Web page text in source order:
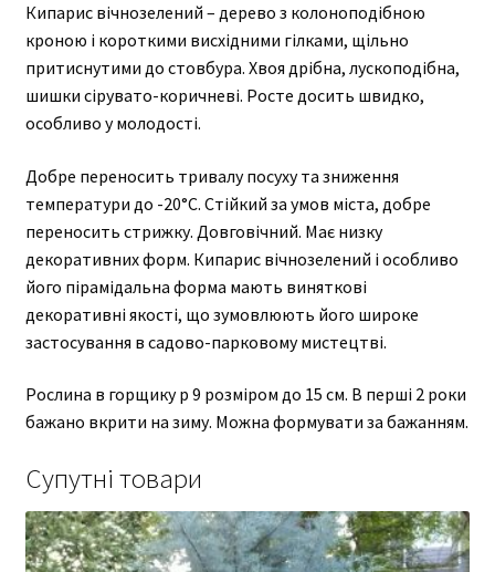
Кипарис вічнозелений – дерево з колоноподібною
кроною і короткими висхідними гілками, щільно
притиснутими до стовбура. Хвоя дрібна, лускоподібна,
шишки сірувато-коричневі. Росте досить швидко,
особливо у молодості.
Добре переносить тривалу посуху та зниження
температури до -20°С. Стійкий за умов міста, добре
переносить стрижку. Довговічний. Має низку
декоративних форм. Кипарис вічнозелений і особливо
його пірамідальна форма мають виняткові
декоративні якості, що зумовлюють його широке
застосування в садово-парковому мистецтві.
Рослина в горщику р 9 розміром до 15 см. В перші 2 роки
бажано вкрити на зиму. Можна формувати за бажанням.
Супутні товари